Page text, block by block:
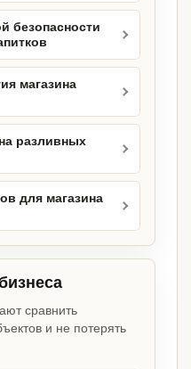
безопасности
магазина
разливных
для магазина
сравнить
и не потерять